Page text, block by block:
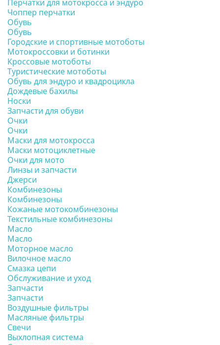
Перчатки для мотокросса и эндуро
Чоппер перчатки
Обувь
Обувь
Городские и спортивные мотоботы
Мотокроссовки и ботинки
Кроссовые мотоботы
Туристические мотоботы
Обувь для эндуро и квадроцикла
Дождевые бахилы
Носки
Запчасти для обуви
Очки
Очки
Маски для мотокросса
Маски мотоциклетные
Очки для мото
Линзы и запчасти
Джерси
Комбинезоны
Комбинезоны
Кожаные мотокомбинезоны
Текстильные комбинезоны
Масло
Масло
Моторное масло
Вилочное масло
Смазка цепи
Обслуживание и уход
Запчасти
Запчасти
Воздушные фильтры
Масляные фильтры
Свечи
Выхлопная система